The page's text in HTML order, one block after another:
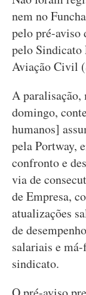
nem no
pelo pré-aviso
pelo Sindicato
Aviação Civil
A paralisação,
domingo,
humanos]
pela Portway,
confronto e
via de
de Empresa,
atualizações
de
salariais e
sindicato.